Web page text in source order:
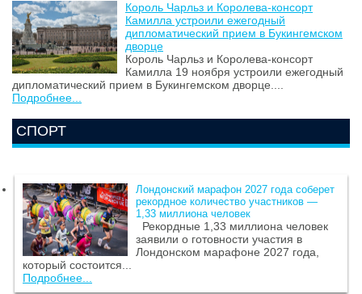
Король Чарльз и Королева-консорт
Камилла устроили ежегодный
дипломатический прием в Букингемском
дворце
Король Чарльз и Королева-консорт
Камилла 19 ноября устроили ежегодный
дипломатический прием в Букингемском дворце....
Подробнее...
СПОРТ
Лондонский марафон 2027 года соберет
рекордное количество участников —
1,33 миллиона человек
Рекордные 1,33 миллиона человек
заявили о готовности участия в
Лондонском марафоне 2027 года,
который состоится...
Подробнее...